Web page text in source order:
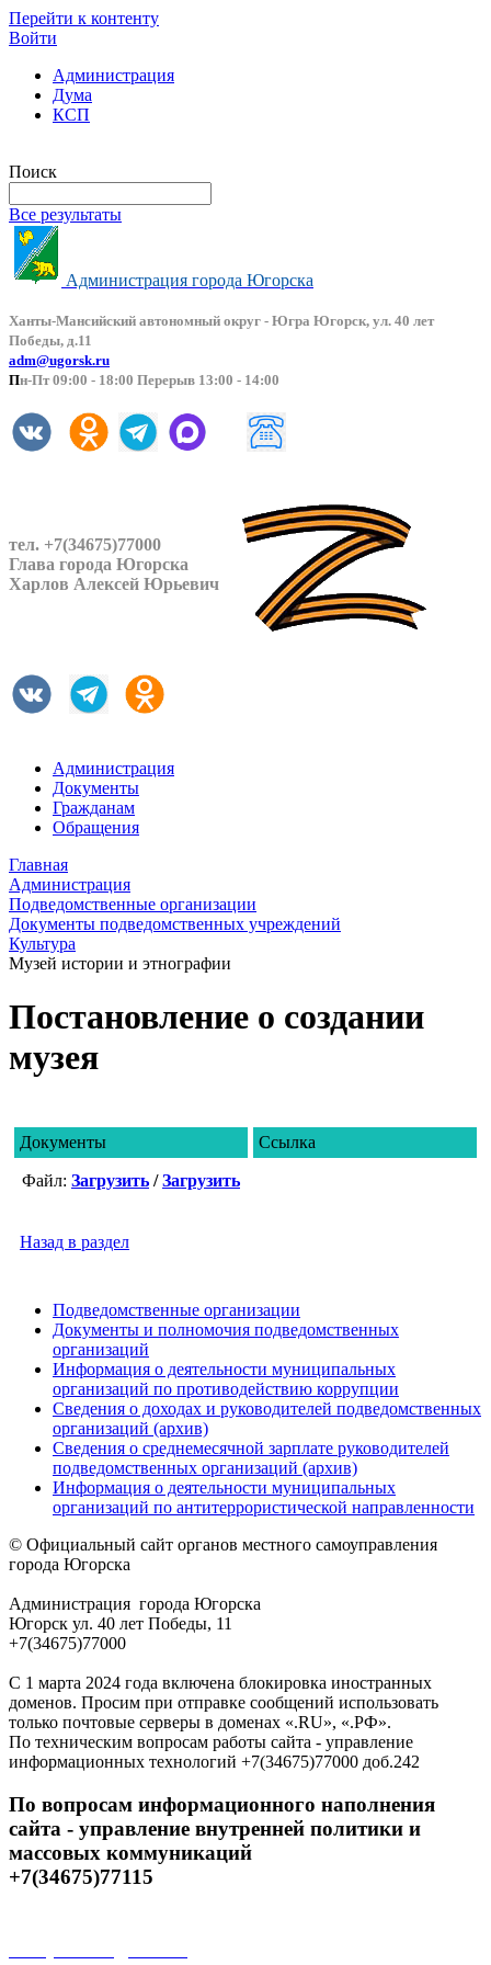
Перейти к контенту
Войти
Администрация
Дума
КСП
Поиск
Все результаты
Администрация города Югорска
Ханты-Мансийский автономный округ - Югра Югорск, ул. 40 лет
Победы, д.11
adm@ugorsk.ru
Пн-Пт 09:00 - 18:00 Перерыв 13:00 - 14:00
тел. +7(34675)77000
Глава города Югорска
Харлов Алексей Юрьевич
Администрация
Документы
Гражданам
Обращения
Главная
Администрация
Подведомственные организации
Документы подведомственных учреждений
Культура
Музей истории и этнографии
Постановление о создании
музея
Документы Ссылка
Файл: Загрузить /Загрузить
Назад в раздел
Подведомственные организации
Документы и полномочия подведомственных
организаций
Информация о деятельности муниципальных
организаций по противодействию коррупции
Сведения о доходах и руководителей подведомственных
организаций (архив)
Сведения о среднемесячной зарплате руководителей
подведомственных организаций (архив)
Информация о деятельности муниципальных
организаций по антитеррористической направленности
© Официальный сайт органов местного самоуправления
города Югорска
Администрация города Югорска
Югорск ул. 40 лет Победы, 11
+7(34675)77000
С 1 марта 2024 года включена блокировка иностранных
доменов. Просим при отправке сообщений использовать
только почтовые серверы в доменах «.RU», «.РФ».
По техническим вопросам работы сайта - управление
информационных технологий +7(34675)77000 доб.242
По вопросам информационного наполнения
сайта - управление внутренней политики и
массовых коммуникаций
+7(34675)77115